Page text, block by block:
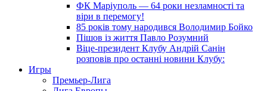
ФК Маріуполь — 64 роки незламності та
віри в перемогу!
85 років тому народився Володимир Бойко
Пішов із життя Павло Розумний
Віце-президент Клубу Андрій Санін
розповів про останні новини Клубу:
Игры
Премьер-Лига